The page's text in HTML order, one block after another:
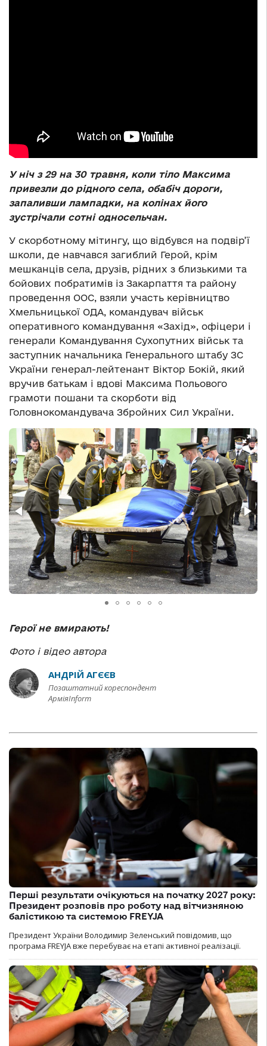
У ніч з 29 на 30 травня, коли тіло Максима
привезли до рідного села, обабіч дороги,
запаливши лампадки, на колінах його
зустрічали сотні односельчан.
У скорботному мітингу, що відбувся на подвір’ї
школи, де навчався загиблий Герой, крім
мешканців села, друзів, рідних з близькими та
бойових побратимів із Закарпаття та району
проведення ООС, взяли участь керівництво
Хмельницької ОДА, командувач військ
оперативного командування «Захід», офіцери і
генерали Командування Сухопутних військ та
заступник начальника Генерального штабу ЗС
України генерал-лейтенант Віктор Бокій, який
вручив батькам і вдові Максима Польового
грамоти пошани та скорботи від
Головнокомандувача Збройних Сил України.
Герої не вмирають!
Фото і відео автора
АНДРІЙ АГЄЄВ
Позаштатний кореспондент
АрміяInform
Перші результати очікуються на початку 2027 року:
Президент розповів про роботу над вітчизняною
балістикою та системою FREYJA
Президент України Володимир Зеленський повідомив, що
програма FREYJA вже перебуває на етапі активної реалізації.